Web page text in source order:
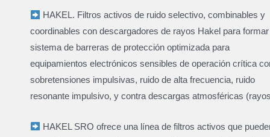
HAKEL. Filtros activos de ruido selectivo, combinables y
coordinables con descargadores de rayos Hakel para
sistema de barreras de protección optimizada para
equipamientos electrónicos sensibles de operación crítica
sobretensiones impulsivas, ruido de alta frecuencia, ruido
resonante impulsivo, y contra descargas atmosféricas
HAKEL SRO ofrece una línea de filtros activos que